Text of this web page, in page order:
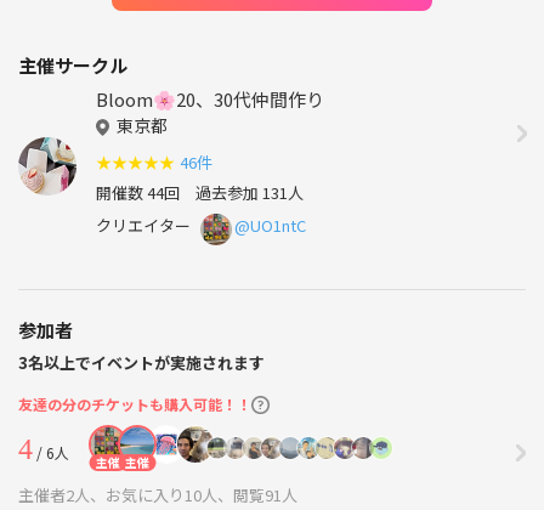
主催サークル
Bloom🌸20、30代仲間作り
東京都
★★★★★ 46件
開催数 44回 過去参加 131人
クリエイター
@UO1ntC
参加者
3名以上でイベントが実施されます
友達の分のチケットも購入可能！！
4/ 6人 主催 主催
主催者2人、お気に入り10人、閲覧91人